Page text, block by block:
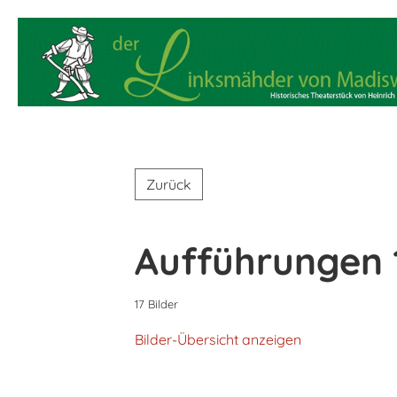
Zurück
Aufführungen
17 Bilder
Bilder-Übersicht anzeigen